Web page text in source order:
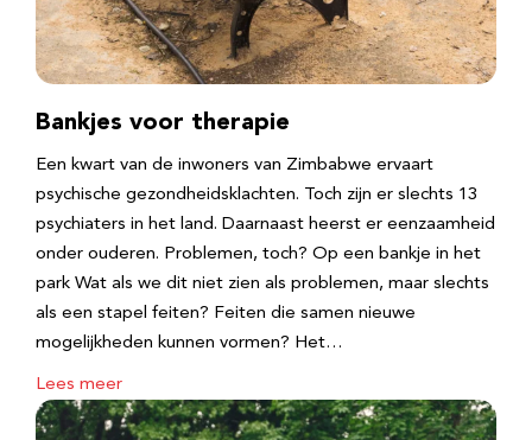
Bankjes voor therapie
Een kwart van de inwoners van Zimbabwe ervaart
psychische gezondheidsklachten. Toch zijn er slechts 13
psychiaters in het land. Daarnaast heerst er eenzaamheid
onder ouderen. Problemen, toch? Op een bankje in het
park Wat als we dit niet zien als problemen, maar slechts
als een stapel feiten? Feiten die samen nieuwe
mogelijkheden kunnen vormen? Het…
Lees meer